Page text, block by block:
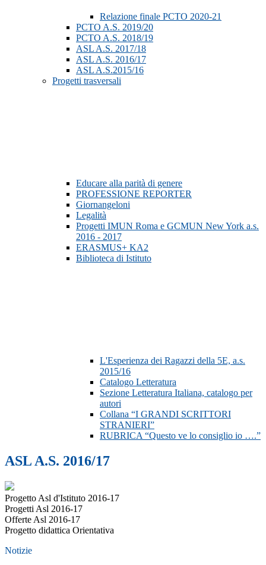
Relazione finale PCTO 2020-21
PCTO A.S. 2019/20
PCTO A.S. 2018/19
ASL A.S. 2017/18
ASL A.S. 2016/17
ASL A.S.2015/16
Progetti trasversali
Educare alla parità di genere
PROFESSIONE REPORTER
Giornangeloni
Legalità
Progetti IMUN Roma e GCMUN New York a.s.
2016 - 2017
ERASMUS+ KA2
Biblioteca di Istituto
L'Esperienza dei Ragazzi della 5E, a.s.
2015/16
Catalogo Letteratura
Sezione Letteratura Italiana, catalogo per
autori
Collana “I GRANDI SCRITTORI
STRANIERI”
RUBRICA “Questo ve lo consiglio io ….”
ASL A.S. 2016/17
Progetto Asl d'Istituto 2016-17
Progetti Asl 2016-17
Offerte Asl 2016-17
Progetto didattica Orientativa
Notizie